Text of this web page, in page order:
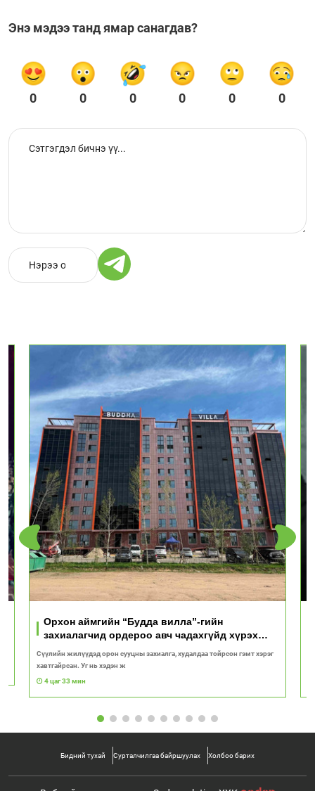
Энэ мэдээ танд ямар санагдав?
0 0 0 0 0 0
Орхон аймгийн “Будда вилла”-гийн
захиалагчид ордероо авч чадахгүйд хүрэх
вий!
Сүүлийн жилүүдэд орон сууцны захиалга, худалдаа тойрсон гэмт хэрэг
хавтгайрсан. Уг нь хэдэн ж
4 цаг 33 мин
Бидний тухай Сурталчилгаа байршуулах Холбоо барих